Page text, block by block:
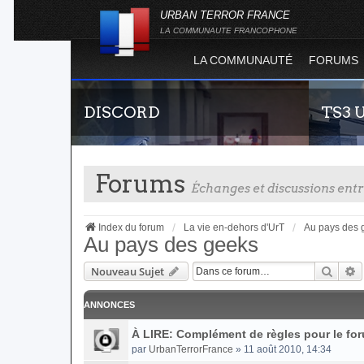
URBAN TERROR FRANCE
LA COMMUNAUTE FRANCOPHONE
LA COMMUNAUTÉ FORUMS
DISCORD
Rejoignez-nous sur le discord Urban Terror
France !
TS3
Envie de
Forums Échanges et discussions
Index du forum La vie en-dehors d'UrT Au pays des
Au pays des geeks
Nouveau Sujet
ANNONCES
À LIRE: Complément de règles pour le
par UrbanTerrorFrance » 11 août 2010, 14:34